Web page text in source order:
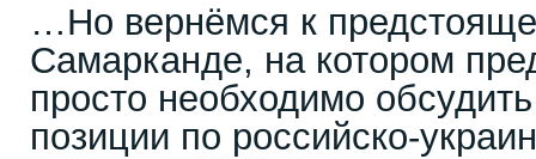
…Но вернёмся к
Самарканде, на котором
просто необходимо
позиции по российско-